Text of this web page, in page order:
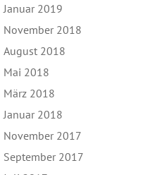
Januar 2019
November 2018
August 2018
Mai 2018
März 2018
Januar 2018
November 2017
September 2017